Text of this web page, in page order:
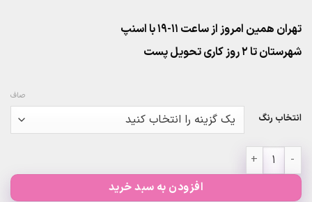
تهران همین امروز از ساعت ۱۱-۱۹ با اسنپ
شهرستان تا 2 روز کاری تحویل پست
انتخاب رنگ
صاف
چراغ کوچک هالووین عدد
افزودن به سبد خرید